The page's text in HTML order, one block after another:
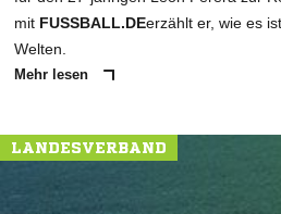
mit FUSSBALL.DEerzählt er, wie es
Welten.
Mehr lesen
LANDESVERBAND